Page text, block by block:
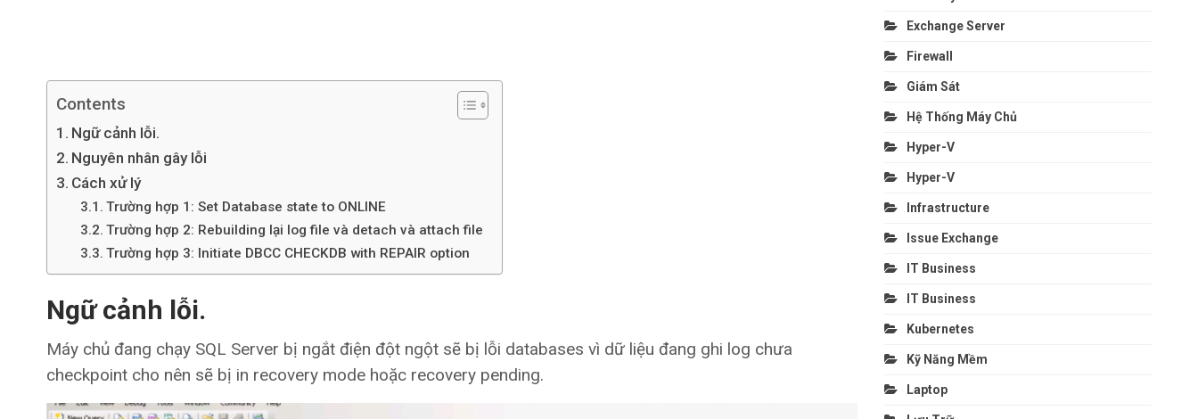
Contents
Ngữ cảnh lỗi.
Nguyên nhân gây lỗi
Cách xử lý
Trường hợp 1: Set Database state to ONLINE
Trường hợp 2: Rebuilding lại log file và detach và attach file
Trường hợp 3: Initiate DBCC CHECKDB with REPAIR option
Ngữ cảnh lỗi.
Máy chủ đang chạy SQL Server bị ngắt điện đột ngột sẽ bị lỗi databases vì dữ liệu đang ghi log chưa
checkpoint cho nên sẽ bị in recovery mode hoặc recovery pending.
Exchange Server
Firewall
Giám Sát
Hệ Thống Máy Chủ
Hyper-V
Hyper-V
Infrastructure
Issue Exchange
IT Business
IT Business
Kubernetes
Kỹ Năng Mềm
Laptop